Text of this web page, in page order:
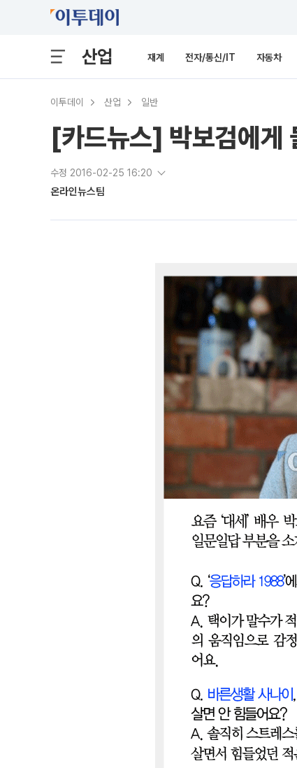
산업 재계 전자/통신/IT 자동차
이투데이 산업 일반
[카드뉴스] 박보검에게
수정 2016-02-25 16:20
온라인뉴스팀